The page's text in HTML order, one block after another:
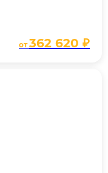
от362 620 ₽